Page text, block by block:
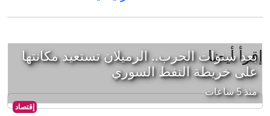
إقرأ أيضا
إقتصاد
بعد سنوات الحرب.. الرميلان تستعيد مكانتها
على خريطة النفط السوري
منذ 5 ساعات